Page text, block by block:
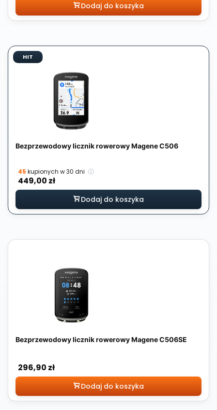
Dodaj do koszyka
HIT
Bezprzewodowy licznik rowerowy Magene C506
45 kupionych w 30 dni ⓘ
Cena
449,00 zł
Dodaj do koszyka
Bezprzewodowy licznik rowerowy Magene C506SE
Cena
296,90 zł
Dodaj do koszyka